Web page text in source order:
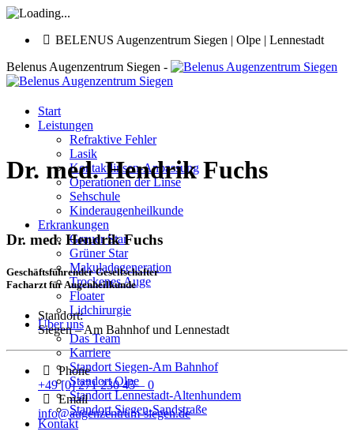
BELENUS Augenzentrum Siegen | Olpe | Lennestadt
Belenus Augenzentrum Siegen -
Start
Leistungen
Refraktive Fehler
Lasik
Kontaktlinsen-Anpassung
Operationen der Linse
Sehschule
Kinderaugenheilkunde
Erkrankungen
Grauer Star
Grüner Star
Makuladegeneration
Trockenes Auge
Floater
Lidchirurgie
Über uns
Das Team
Karriere
Standort Siegen-Am Bahnhof
Standort Olpe
Standort Lennestadt-Altenhundem
Standort Siegen-Sandstraße
Kontakt
Dr. med. Hendrik Fuchs
Dr. med. Hendrik Fuchs
Geschäftsführender Gesellschafter
Facharzt für Augenheilkunde
Standort:
Siegen – Am Bahnhof und Lennestadt
Phone
+49 [0] 271 230 45 – 0
Email
info@augenzentrum-siegen.de